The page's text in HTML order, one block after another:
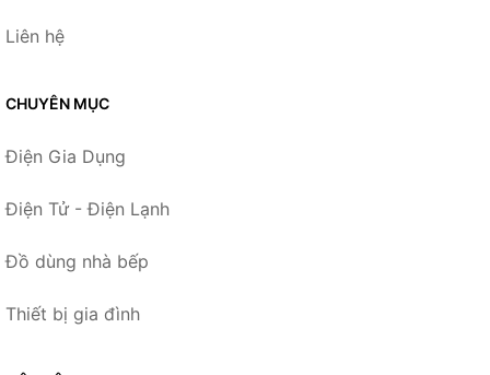
Liên hệ
CHUYÊN MỤC
Điện Gia Dụng
Điện Tử - Điện Lạnh
Đồ dùng nhà bếp
Thiết bị gia đình